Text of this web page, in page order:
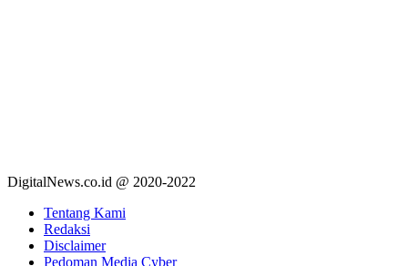
DigitalNews.co.id @ 2020-2022
Tentang Kami
Redaksi
Disclaimer
Pedoman Media Cyber